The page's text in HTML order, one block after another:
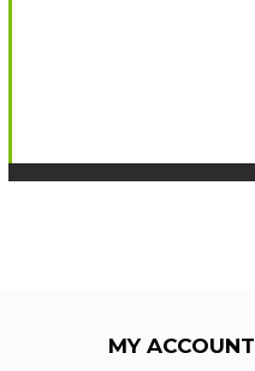
MY ACCOUNT